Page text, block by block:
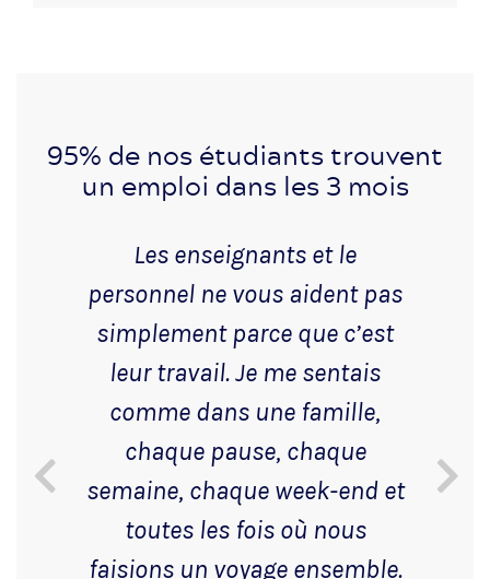
95% de nos étudiants trouvent
un emploi dans les 3 mois
Les enseignants et le
personnel ne vous aident pas
simplement parce que c’est
leur travail. Je me sentais
comme dans une famille,
chaque pause, chaque
semaine, chaque week-end et
toutes les fois où nous
faisions un voyage ensemble.